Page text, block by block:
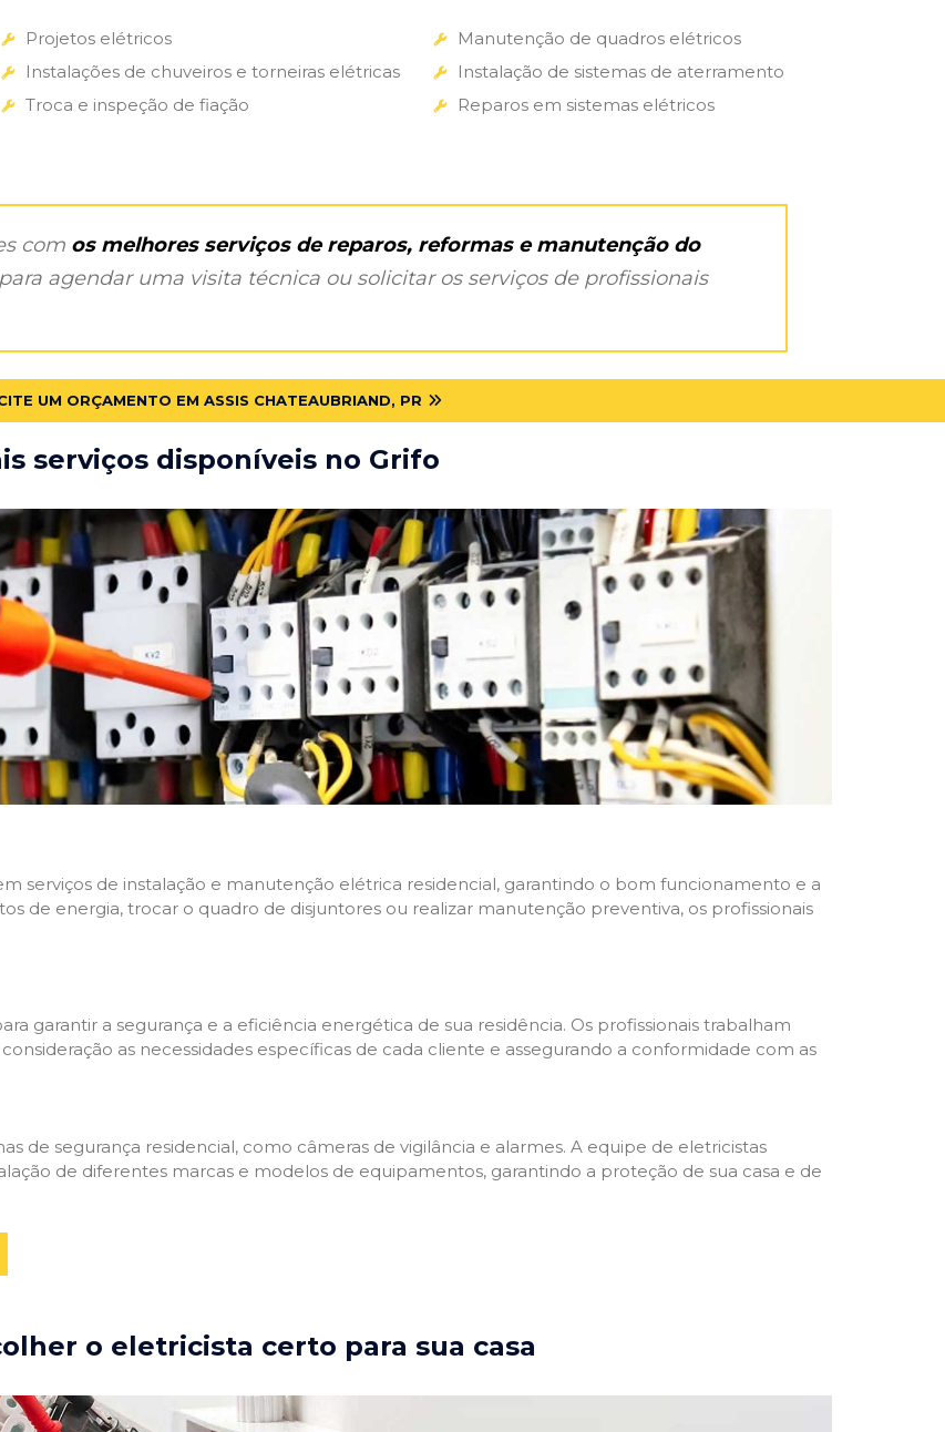
Projetos elétricos
Instalações de chuveiros e torneiras elétricas
Troca e inspeção de fiação
Manutenção de quadros elétricos
Instalação de sistemas de aterramento
Reparos em sistemas elétricos
com os melhores serviços de reparos, reformas e manutenção do
agendar uma visita técnica ou solicitar os serviços de profissionais
UM ORÇAMENTO EM ASSIS CHATEAUBRIAND, PR
serviços disponíveis no Grifo
serviços de instalação e manutenção elétrica residencial, garantindo o bom funcionamento e a
de energia, trocar o quadro de disjuntores ou realizar manutenção preventiva, os profissionais
garantir a segurança e a eficiência energética de sua residência. Os profissionais trabalham
as necessidades específicas de cada cliente e assegurando a conformidade com as
de segurança residencial, como câmeras de vigilância e alarmes. A equipe de eletricistas
de diferentes marcas e modelos de equipamentos, garantindo a proteção de sua casa e de
o eletricista certo para sua casa